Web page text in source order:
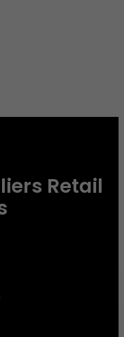
Retail